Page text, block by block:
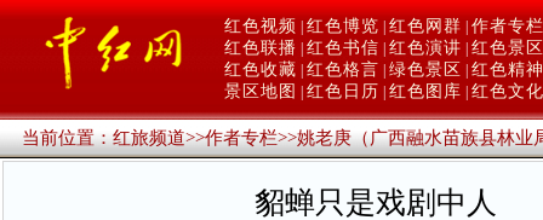
红色视频 红色博览 红色网群 作者专栏
红色联播 红色书信 红色演讲 红色景区
红色收藏 红色格言 绿色景区
红色精神
景区地图
红色日历 红色图库 红色文化
当前位置：红旅频道>>作者专栏>>姚老庚（广西融水苗族县林业
貂蝉只是戏剧中人